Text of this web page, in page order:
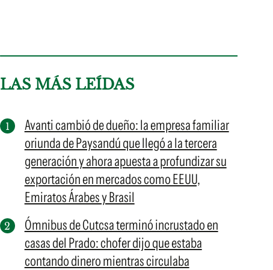
LAS MÁS LEÍDAS
Avanti cambió de dueño: la empresa familiar
oriunda de Paysandú que llegó a la tercera
generación y ahora apuesta a profundizar su
exportación en mercados como EEUU,
Emiratos Árabes y Brasil
Ómnibus de Cutcsa terminó incrustado en
casas del Prado: chofer dijo que estaba
contando dinero mientras circulaba